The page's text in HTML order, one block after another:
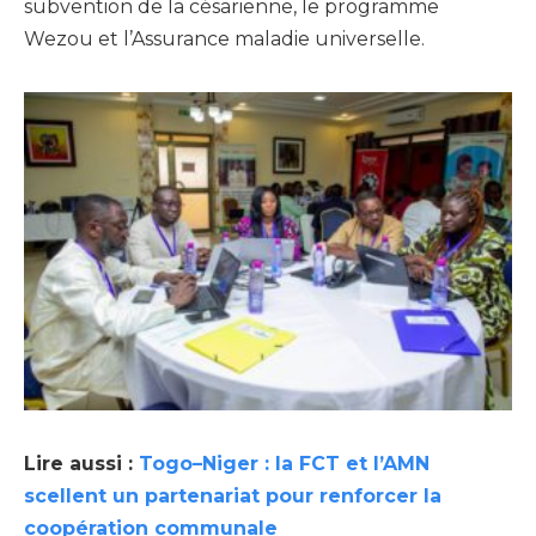
subvention de la césarienne, le programme
Wezou et l’Assurance maladie universelle.
Lire aussi : Togo–Niger : la FCT et l’AMN
scellent un partenariat pour renforcer la
coopération communale